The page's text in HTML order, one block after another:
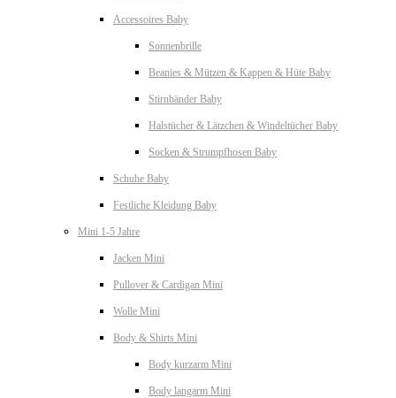
Accessoires Baby
Sonnenbrille
Beanies & Mützen & Kappen & Hüte Baby
Stirnbänder Baby
Halstücher & Lätzchen & Windeltücher Baby
Socken & Strumpfhosen Baby
Schuhe Baby
Festliche Kleidung Baby
Mini 1-5 Jahre
Jacken Mini
Pullover & Cardigan Mini
Wolle Mini
Body & Shirts Mini
Body kurzarm Mini
Body langarm Mini